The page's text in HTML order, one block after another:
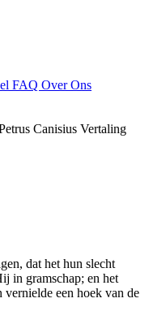
FAQ Over Ons
Canisius Vertaling
dat het hun slecht
in gramschap; en het
vernielde een hoek van de